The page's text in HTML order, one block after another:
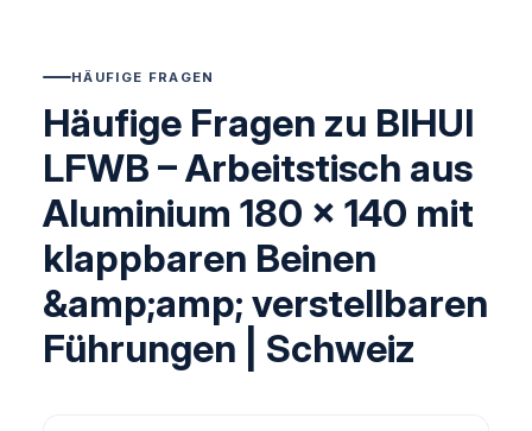
HÄUFIGE FRAGEN
Häufige Fragen zu BIHUI
LFWB – Arbeitstisch aus
Aluminium 180 x 140 mit
klappbaren Beinen
&amp;amp; verstellbaren
Führungen | Schweiz